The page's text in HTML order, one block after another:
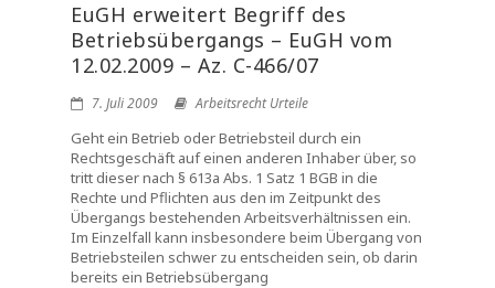
EuGH erweitert Begriff des
Betriebsübergangs – EuGH vom
12.02.2009 – Az. C-466/07
7. Juli 2009 Arbeitsrecht Urteile
Geht ein Betrieb oder Betriebsteil durch ein
Rechtsgeschäft auf einen anderen Inhaber über, so
tritt dieser nach § 613a Abs. 1 Satz 1 BGB in die
Rechte und Pflichten aus den im Zeitpunkt des
Übergangs bestehenden Arbeitsverhältnissen ein.
Im Einzelfall kann insbesondere beim Übergang von
Betriebsteilen schwer zu entscheiden sein, ob darin
bereits ein Betriebsübergang